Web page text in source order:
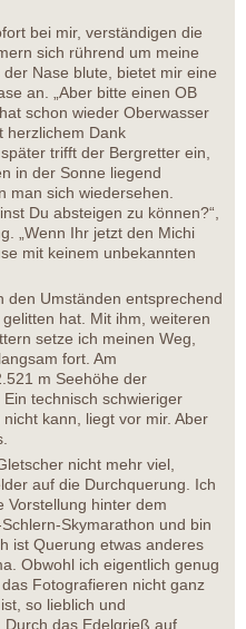
bei mir, verständigen die
sich rührend um meine
Nase blute, bietet mir eine
an. „Aber bitte einen OB
schon wieder Oberwasser
herzlichem Dank
trifft der Bergretter ein,
in der Sonne liegend
man sich wiedersehen.
Du absteigen zu können?“,
„Wenn Ihr jetzt den Michi
mit keinem unbekannten
den Umständen entsprechend
hat. Mit ihm, weiteren
setze ich meinen Weg,
fort. Am
m Seehöhe der
technisch schwieriger
kann, liegt vor mir. Aber
nicht mehr viel,
auf die Durchquerung. Ich
Vorstellung hinter dem
Skymarathon und bin
ist Querung etwas anderes
Obwohl ich eigentlich genug
Fotografieren nicht ganz
so lieblich und
das Edelgrieß auf